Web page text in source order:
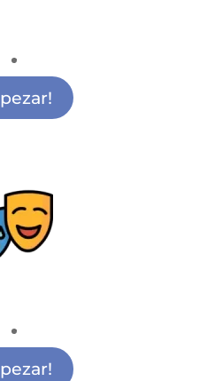
Alcobendas
Alcobendas